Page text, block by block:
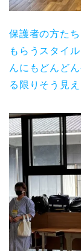
保護者の方た
もらうスタイ
んにもどんど
る限りそう見